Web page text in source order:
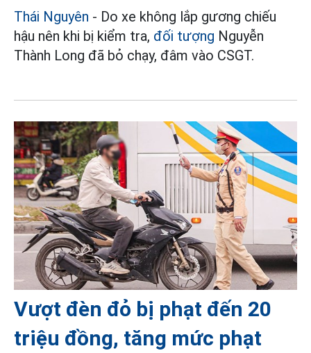
Thái Nguyên - Do xe không lắp gương chiếu
hậu nên khi bị kiểm tra, đối tượng Nguyễn
Thành Long đã bỏ chạy, đâm vào CSGT.
Vượt đèn đỏ bị phạt đến 20
triệu đồng, tăng mức phạt